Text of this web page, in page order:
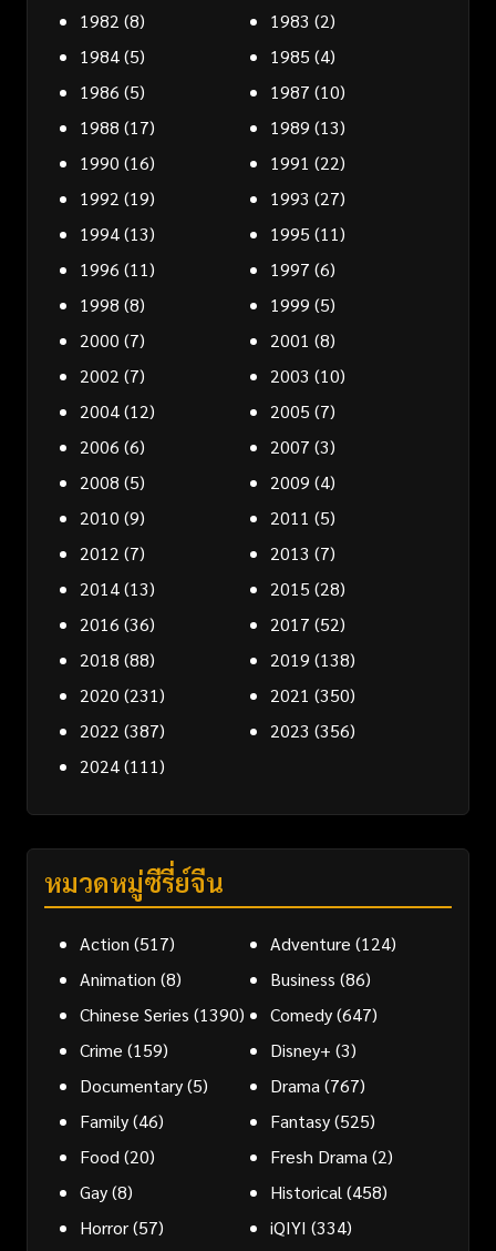
1982 (8) 1983 (2)
1984(5) 1985 (4)
1986 (5) 1987 (10)
1988 (17) 1989 (13)
1990 (16) 1991 (22)
1992 (19) 1993 (27)
1994(13) 1995 (11)
1996 (11) 1997 (6)
1998 (8) 1999 (5)
2000 (7) 2001 (8)
2002 (7) 2003 (10)
2004(12) 2005 (7)
2006 (6) 2007 (3)
2008 (5) 2009 (4)
2010 (9) 2011 (5)
2012 (7) 2013 (7)
2014(13) 2015 (28)
2016 (36) 2017 (52)
2018 (88) 2019 (138)
2020 (231) 2021 (350)
2022 (387) 2023 (356)
2024(111)
หมวดหมู่ซีรี่ย์จีน
Action (517) Adventure (124)
Animation (8) Business (86)
Chinese Series (1390) Comedy(647)
Crime (159) Disney+ (3)
Documentary(5) Drama (767)
Family(46) Fantasy(525)
Food (20) Fresh Drama (2)
Gay(8) Historical (458)
Horror(57) iQIYI (334)